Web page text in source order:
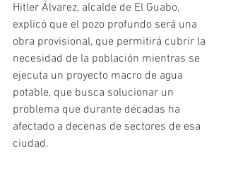
Hitler Álvarez, alcalde de El Guabo,
explicó que el pozo profundo será una
obra provisional, que permitirá cubrir la
necesidad de la población mientras se
ejecuta un proyecto macro de agua
potable, que busca solucionar un
problema que durante décadas ha
afectado a decenas de sectores de esa
ciudad.